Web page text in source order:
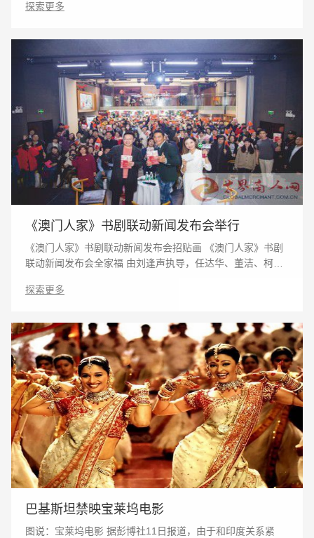
业主创团队。安排布署2020年第三季度海口影视工作
探索更多
《澳门人家》书剧联动新闻发布会举行
《澳门人家》书剧联动新闻发布会招贴画 《澳门人家》书剧
联动新闻发布会全家福 由刘逢声执导，任达华、董洁、柯
演，李立群特别主
探索更多
巴基斯坦禁映宝莱坞电影
图说：宝莱坞电影 据彭博社11日报道，由于和印度关系紧